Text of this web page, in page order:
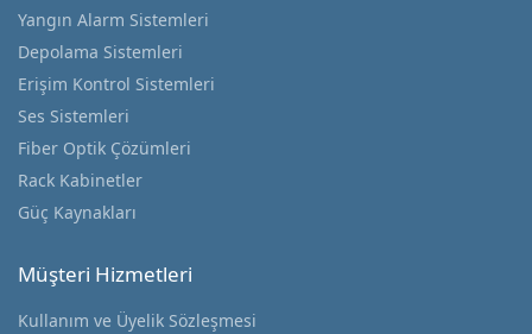
Yangın Alarm Sistemleri
Depolama Sistemleri
Erişim Kontrol Sistemleri
Ses Sistemleri
Fiber Optik Çözümleri
Rack Kabinetler
Güç Kaynakları
Müşteri Hizmetleri
Kullanım ve Üyelik Sözleşmesi